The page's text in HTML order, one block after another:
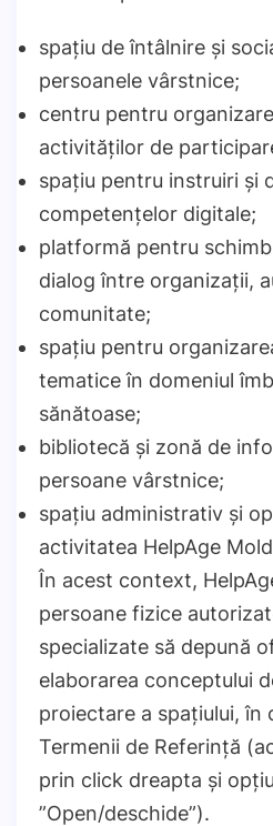
spațiu de întâlnire și
persoanele vârstnice;
centru pentru
activităților de
spațiu pentru instruiri și
competențelor digitale;
platformă pentru
dialog între organizații,
comunitate;
spațiu pentru
tematice în domeniul
sănătoase;
bibliotecă și zonă de
persoane vârstnice;
spațiu administrativ și
activitatea HelpAge
În acest context,
persoane fizice
specializate să depună
elaborarea conceptului
proiectare a spațiului, în
Termenii de Referință
prin click dreapta și
”Open/deschide”).